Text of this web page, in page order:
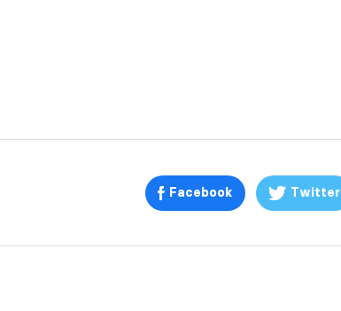
Facebook Twitter